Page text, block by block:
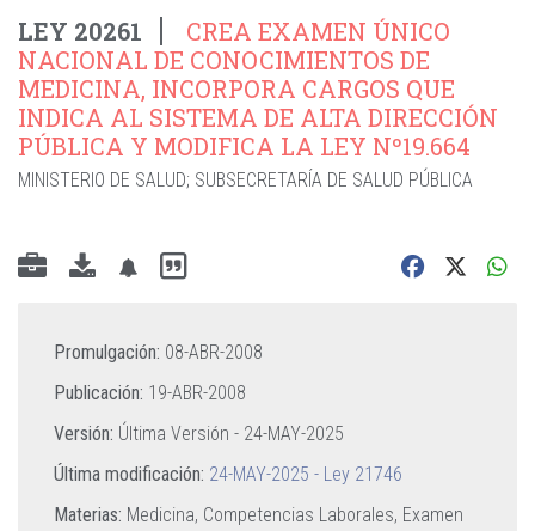
LEY 20261
CREA EXAMEN ÚNICO
NACIONAL DE CONOCIMIENTOS DE
MEDICINA, INCORPORA CARGOS QUE
INDICA AL SISTEMA DE ALTA DIRECCIÓN
PÚBLICA Y MODIFICA LA LEY Nº19.664
MINISTERIO DE SALUD; SUBSECRETARÍA DE SALUD PÚBLICA
Promulgación: 08-ABR-2008
Publicación: 19-ABR-2008
Versión: Última Versión - 24-MAY-2025
Última modificación: 24-MAY-2025 - Ley 21746
Materias: Medicina, Competencias Laborales, Examen